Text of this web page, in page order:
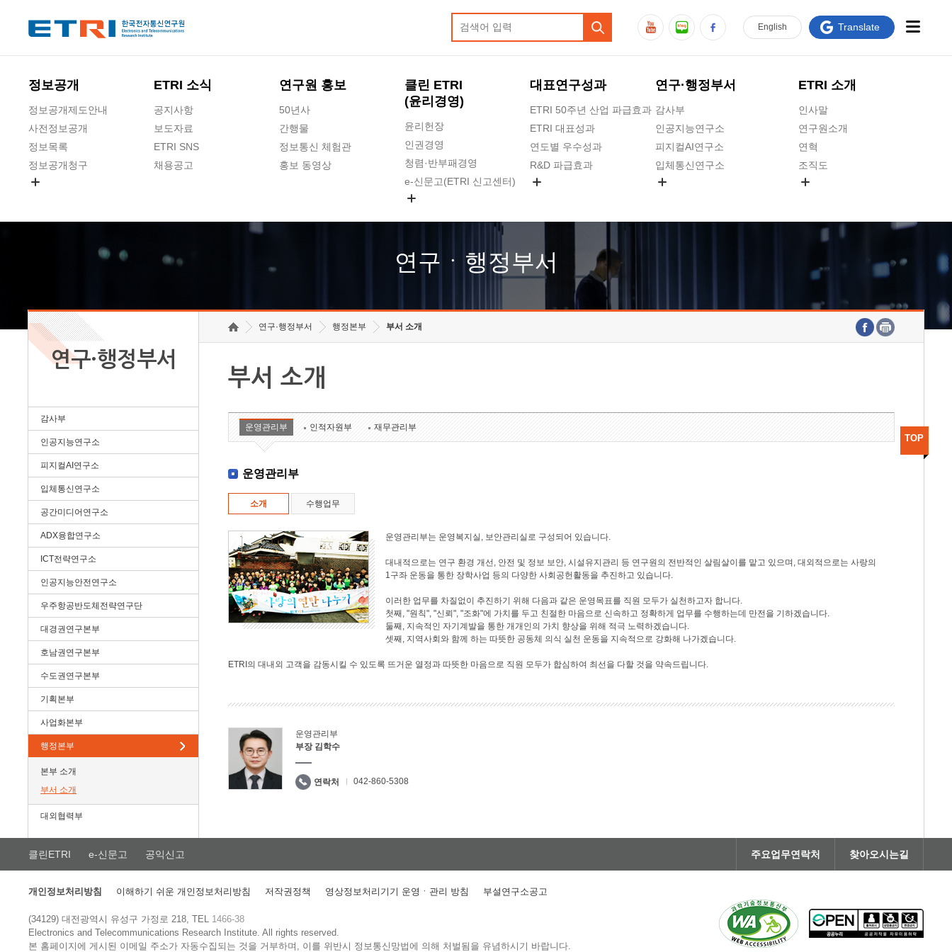
정보공개
정보공개제도안내
사전정보공개
정보목록
정보공개청구
ETRI 소식
공지사항
보도자료
ETRI SNS
채용공고
연구원 홍보
50년사
간행물
정보통신 체험관
홍보 동영상
클린 ETRI
(윤리경영)
윤리헌장
인권경영
청렴·반부패경영
e-신문고(ETRI 신고센터)
고객의소리
수의계약 현황
대표연구성과
ETRI 50주년 산업 파급효과
ETRI 대표성과
연도별 우수성과
R&D 파급효과
연구·행정부서
감사부
인공지능연구소
피지컬AI연구소
입체통신연구소
호남권연구본부
기획본부
ETRI 소개
인사말
연구원소개
연혁
조직도
연구원 고객헌장
주요업무연락처
English Translate
연구ㆍ행정부서
연구·행정부서
감사부
인공지능연구소
피지컬AI연구소
입체통신연구소
공간미디어연구소
ADX융합연구소
ICT전략연구소
인공지능안전연구소
우주항공반도체전략연구단
대경권연구본부
호남권연구본부
수도권연구본부
기획본부
사업화본부
행정본부
본부 소개
부서 소개
대외협력부
연구·행정부서 행정본부 부서 소개
부서 소개
운영관리부 인적자원부 재무관리부
운영관리부
소개 수행업무
운영관리부는 운영복지실, 보안관리실로 구성되어 있습니다.
대내적으로는 연구 환경 개선, 안전 및 정보 보안, 시설유지관리 등 연구원의 전반적인 살림살이를 맡고 있으며, 대외적으로는 사랑의
1구좌 운동을 통한 장학사업 등의 다양한 사회공헌활동을 추진하고 있습니다.
이러한 업무를 차질없이 추진하기 위해 다음과 같은 운영목표를 직원 모두가 실천하고자 합니다.
첫째, "원칙", "신뢰", "조화"에 가치를 두고 친절한 마음으로 신속하고 정확하게 업무를 수행하는데 만전을 기하겠습니다.
둘째, 지속적인 자기계발을 통한 개개인의 가치 향상을 위해 적극 노력하겠습니다.
셋째, 지역사회와 함께 하는 따뜻한 공동체 의식 실천 운동을 지속적으로 강화해 나가겠습니다.
ETRI의 대내외 고객을 감동시킬 수 있도록 뜨거운 열정과 따뜻한 마음으로 직원 모두가 합심하여 최선을 다할 것을 약속드립니다.
운영관리부
부장 김학수
연락처 042-860-5308
TOP
클린ETRI e-신문고 공익신고 주요업무연락처 찾아오시는길
개인정보처리방침 이해하기 쉬운 개인정보처리방침 저작권정책 영상정보처리기기 운영ㆍ관리 방침 부설연구소공고
(34129) 대전광역시 유성구 가정로 218, TEL 1466-38
Electronics and Telecommunications Research Institute.All rights reserved.
본 홈페이지에 게시된 이메일 주소가 자동수집되는 것을 거부하며, 이를 위반시 정보통신망법에 의해 처벌됨을 유념하시기 바랍니다.